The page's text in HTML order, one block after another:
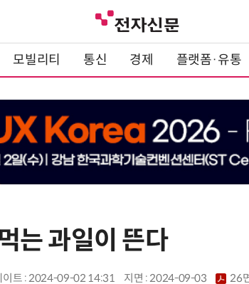
모빌리티 통신 경제 플랫폼·유통
는 과일이 뜬다
이트 : 2024-09-02 14:31 지면 :2024-09-03 26